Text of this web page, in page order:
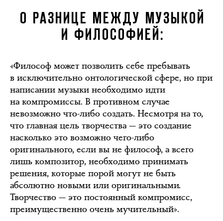
О РАЗНИЦЕ МЕЖДУ МУЗЫКОЙ
И ФИЛОСОФИЕЙ:
«Философ может позволить себе пребывать
в исключительно онтологической сфере, но при
написании музыки необходимо идти
на компромиссы. В противном случае
невозможно что-либо создать. Несмотря на то,
что главная цель творчества — это создание
насколько это возможно чего-либо
оригинального, если вы не философ, а всего
лишь композитор, необходимо принимать
решения, которые порой могут не быть
абсолютно новыми или оригинальными.
Творчество — это постоянный компромисс,
преимущественно очень мучительный».